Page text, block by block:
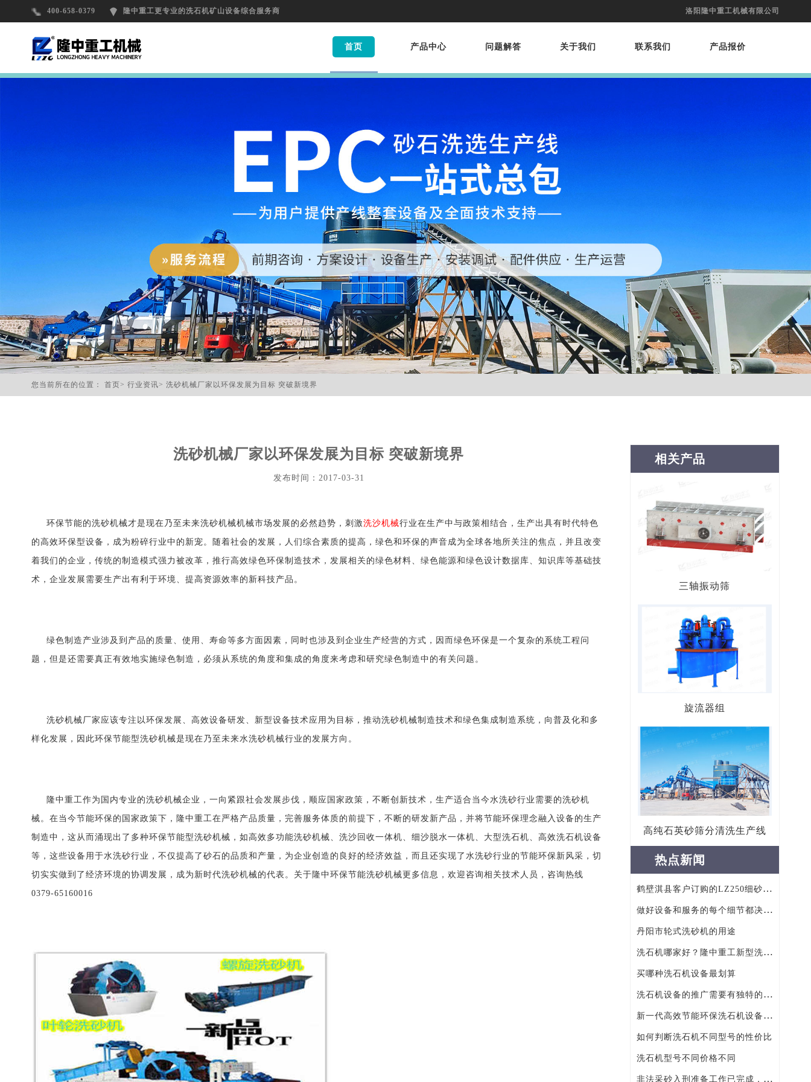
400-658-0379 隆中重工更专业的洗石机矿山设备综合服务商 洛阳隆中重工机械有限公司
首页 产品中心 问题解答 关于我们 联系我们 产品报价
您当前所在的位置： 首页> 行业资讯> 洗砂机械厂家以环保发展为目标 突破新境界
洗砂机械厂家以环保发展为目标 突破新境界
发布时间：2017-03-31
环保节能的洗砂机械才是现在乃至未来洗砂机械机械市场发展的必然趋势，刺激洗沙机械行业在生产中与政策相结合，生产出具有时代特色
的高效环保型设备，成为粉碎行业中的新宠。随着社会的发展，人们综合素质的提高，绿色和环保的声音成为全球各地所关注的焦点，并且改变
着我们的企业，传统的制造模式强力被改革，推行高效绿色环保制造技术，发展相关的绿色材料、绿色能源和绿色设计数据库、知识库等基础技
术，企业发展需要生产出有利于环境、提高资源效率的新科技产品。
绿色制造产业涉及到产品的质量、使用、寿命等多方面因素，同时也涉及到企业生产经营的方式，因而绿色环保是一个复杂的系统工程问
题，但是还需要真正有效地实施绿色制造，必须从系统的角度和集成的角度来考虑和研究绿色制造中的有关问题。
洗砂机械厂家应该专注以环保发展、高效设备研发、新型设备技术应用为目标，推动洗砂机械制造技术和绿色集成制造系统，向普及化和多
样化发展，因此环保节能型洗砂机械是现在乃至未来水洗砂机械行业的发展方向。
隆中重工作为国内专业的洗砂机械企业，一向紧跟社会发展步伐，顺应国家政策，不断创新技术，生产适合当今水洗砂行业需要的洗砂机
械。在当今节能环保的国家政策下，隆中重工在严格产品质量，完善服务体质的前提下，不断的研发新产品，并将节能环保理念融入设备的生产
制造中，这从而涌现出了多种环保节能型洗砂机械，如高效多功能洗砂机械、洗沙回收一体机、细沙脱水一体机、大型洗石机、高效洗石机设备
等，这些设备用于水洗砂行业，不仅提高了砂石的品质和产量，为企业创造的良好的经济效益，而且还实现了水洗砂行业的节能环保新风采，切
切实实做到了经济环境的协调发展，成为新时代洗砂机械的代表。关于隆中环保节能洗砂机械更多信息，欢迎咨询相关技术人员，咨询热线
0379-65160016
相关产品
三轴振动筛
旋流器组
高纯石英砂筛分清洗生产线
热点新闻
鹤壁淇县客户订购的LZ250细砂回收机已发货
做好设备和服务的每个细节都决定着行业成败
丹阳市轮式洗砂机的用途
洗石机哪家好？隆中重工新型洗石机五大优势
买哪种洗石机设备最划算
洗石机设备的推广需要有独特的方向
新一代高效节能环保洗石机设备——新型洗石机
如何判断洗石机不同型号的性价比
洗石机型号不同价格不同
非法采砂入刑准备工作已完成，投资环保洗砂设备您还在迟疑吗？